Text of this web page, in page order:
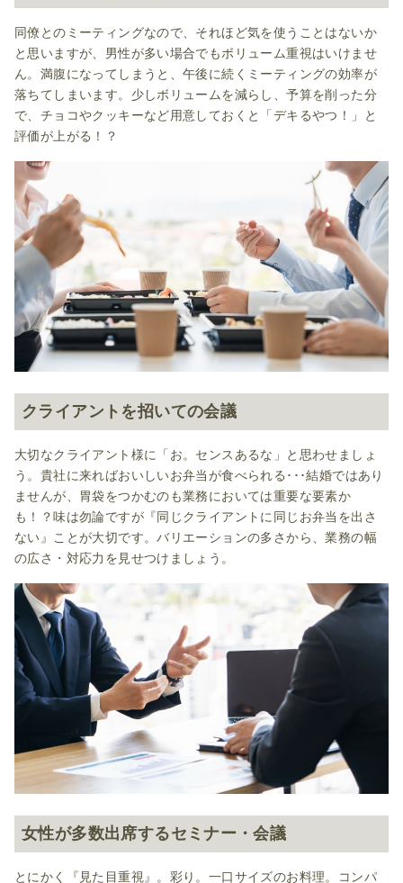
同僚とのミーティングなので、それほど気を使うことはないか
と思いますが、男性が多い場合でもボリューム重視はいけませ
ん。満腹になってしまうと、午後に続くミーティングの効率が
落ちてしまいます。少しボリュームを減らし、予算を削った分
で、チョコやクッキーなど用意しておくと「デキるやつ！」と
評価が上がる！？
クライアントを招いての会議
大切なクライアント様に「お。センスあるな」と思わせましょ
う。貴社に来ればおいしいお弁当が食べられる･･･結婚ではあり
ませんが、胃袋をつかむのも業務においては重要な要素か
も！？味は勿論ですが『同じクライアントに同じお弁当を出さ
ない』ことが大切です。バリエーションの多さから、業務の幅
の広さ・対応力を見せつけましょう。
女性が多数出席するセミナー・会議
とにかく『見た目重視』。彩り。一口サイズのお料理。コンパ